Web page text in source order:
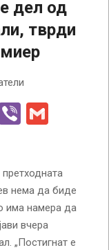
дел од
тврди
Viber
нема да биде
има намера да
вчера
„Постигнат е